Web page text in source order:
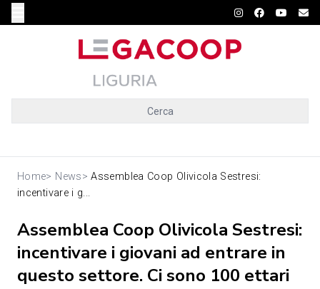
Cerca
Home> News> Assemblea Coop Olivicola Sestresi:
incentivare i g...
Assemblea Coop Olivicola Sestresi:
incentivare i giovani ad entrare in
questo settore. Ci sono 100 ettari